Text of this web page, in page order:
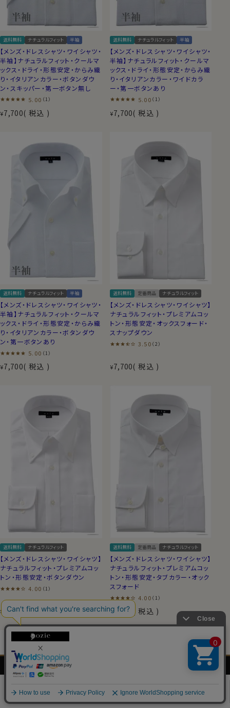
メンズ
シャツ
シャツの
基礎知識
送料無料 ナチュラルフィット 半袖
【メンズ・ドレスシャツ・ワイシャツ・
半袖】ナチュラルフィット・クールマ
ックス・ドライ・形態安定・からみ織
り・イタリアンカラー・ボタンダウ
ン・スキッパー・第一ボタン無し
5.00 （1）
¥7,700 税込
送料無料 ナチュラルフィット 半袖
【メンズ・ドレスシャツ・ワイシャツ・
半袖】ナチュラルフィット・クールマ
ックス・ドライ・形態安定・からみ織
り・イタリアンカラー・ワイドカラ
ー・第一ボタンあり
5.00 （1）
¥7,700 税込
送料無料 ナチュラルフィット 半袖
【メンズ・ドレスシャツ・ワイシャツ・
半袖】ナチュラルフィット・クールマ
ックス・ドライ・形態安定・からみ織
り・イタリアンカラー・ボタンダウ
ン・第一ボタンあり
5.00 （1）
¥7,700 税込
送料無料 定番商品 ナチュラルフィット
【メンズ・ドレスシャツ・ワイシャツ】
ナチュラルフィット・プレミアムコッ
トン・形態安定・オックスフォード・
スナップダウン
3.50 （2）
¥7,700 税込
送料無料 ナチュラルフィット
【メンズ・ドレスシャツ・ワイシャツ】
ナチュラルフィット・プレミアムコッ
トン・形態安定・ボタンダウン
4.00 （1）
¥ 7,700 税込
送料無料 定番商品 ナチュラルフィット
【メンズ・ドレスシャツ・ワイシャツ】
ナチュラルフィット・プレミアムコッ
トン・形態安定・タブカラー・オック
スフォード
4.00 （1）
¥7,700 税込